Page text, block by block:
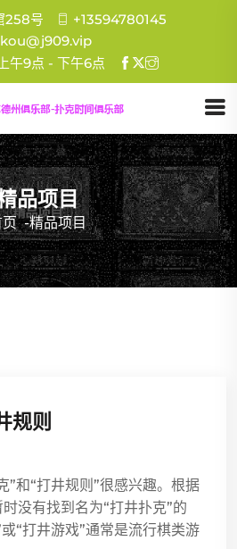
258号
+13594780145
午9点 - 下午6点
品项目
-精品项目
规则
”和“打井规则”很感兴趣。根据
没有找到名为“打井扑克”的
“打井游戏”通常是流行棋类游